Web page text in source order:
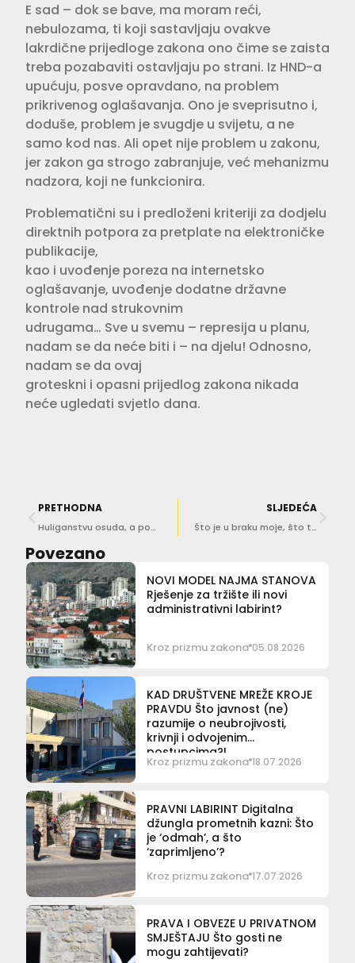
E sad – dok se bave, ma moram reći,
nebulozama, ti koji sastavljaju ovakve
lakrdične prijedloge zakona ono čime se zaista
treba pozabaviti ostavljaju po strani. Iz HND-a
upućuju, posve opravdano, na problem
prikrivenog oglašavanja. Ono je sveprisutno i,
doduše, problem je svugdje u svijetu, a ne
samo kod nas. Ali opet nije problem u zakonu,
jer zakon ga strogo zabranjuje, već mehanizmu
nadzora, koji ne funkcionira.
Problematični su i predloženi kriteriji za dodjelu
direktnih potpora za pretplate na elektroničke
publikacije,
kao i uvođenje poreza na internetsko
oglašavanje, uvođenje dodatne državne
kontrole nad strukovnim
udrugama… Sve u svemu – represija u planu,
nadam se da neće biti i – na djelu! Odnosno,
nadam se da ovaj
groteskni i opasni prijedlog zakona nikada
neće ugledati svjetlo dana.
PRETHODNA
Huliganstvu osuda, a pošteno suđenje zaslužuje svatko!
SLJEDEĆA
Što je u braku moje, što tvoje, a što naše?!
Povezano
NOVI MODEL NAJMA STANOVA
Rješenje za tržište ili novi
administrativni labirint?
Kroz prizmu zakona 05.08.2026
KAD DRUŠTVENE MREŽE KROJE
PRAVDU Što javnost (ne)
razumije o neubrojivosti,
krivnji i odvojenim
postupcima?!
Kroz prizmu zakona 18.07.2026
PRAVNI LABIRINT Digitalna
džungla prometnih kazni: Što
je ‘odmah’, a što
‘zaprimljeno’?
Kroz prizmu zakona 17.07.2026
PRAVA I OBVEZE U PRIVATNOM
SMJEŠTAJU Što gosti ne
mogu zahtijevati?